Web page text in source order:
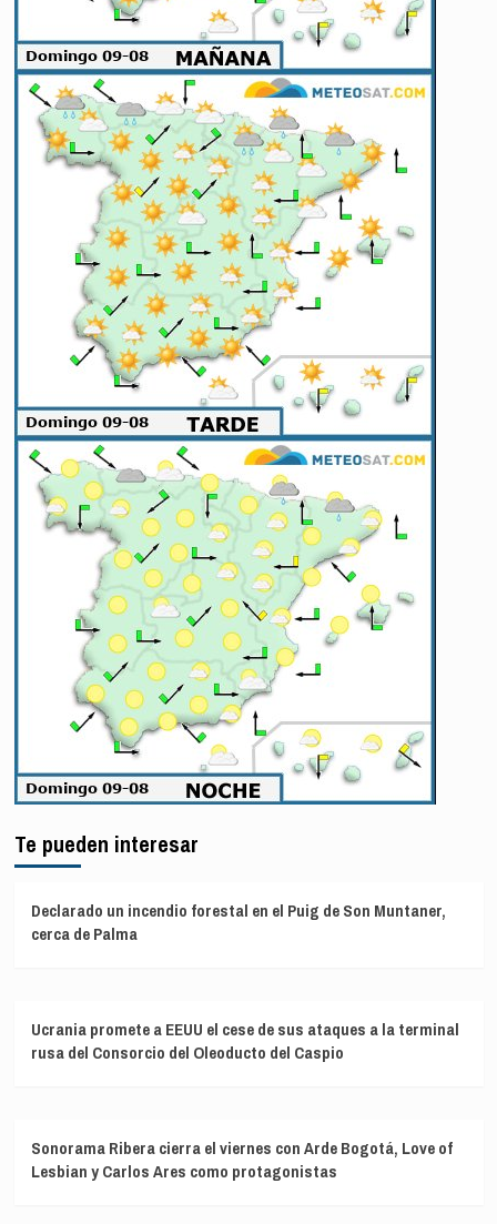
Te pueden interesar
Declarado un incendio forestal en el Puig de Son Muntaner,
cerca de Palma
Ucrania promete a EEUU el cese de sus ataques a la terminal
rusa del Consorcio del Oleoducto del Caspio
Sonorama Ribera cierra el viernes con Arde Bogotá, Love of
Lesbian y Carlos Ares como protagonistas